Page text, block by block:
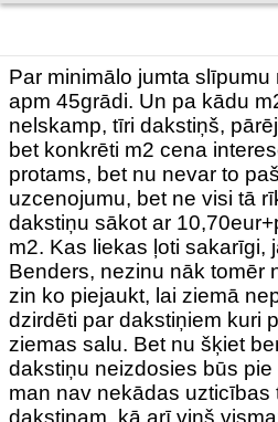
Par minimālo jumta slīpumu
apm 45grādi. Un pa kādu
nelskamp, tīri dakstiņš,
bet konkrēti m2 cena
protams, bet nu nevar to
uzcenojumu, bet ne visi tā
dakstiņu sākot ar
m2. Kas liekas ļoti sakarīgi,
Benders, nezinu nāk tomēr
zin ko piejaukt, lai ziemā
dzirdēti par dakstiņiem kuri
ziemas salu. Bet nu šķiet
dakstiņu neizdosies būs
man nav nekādas uzticības
dakstiņam, kā arī viņš